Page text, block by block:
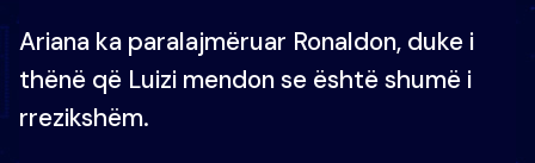
Ariana ka paralajmëruar Ronaldon, duke i
thënë që Luizi mendon se është shumë i
rrezikshëm.